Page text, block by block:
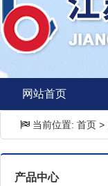
网站首页
当前位置: 首页 >
产品中心